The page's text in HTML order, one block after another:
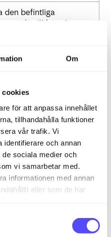
Om
cookies
för att anpassa innehållet
tillhandahålla funktioner
vår trafik. Vi
identifierare och annan
sociala medier och
vi samarbetar med.
informationen med annan
eller som de har
den befintliga
du vill koppla
när noteringen
ägaren av notatet
en befintlig
av 24SevenOffice,
det att sättas till
som importerar data.
måste vara i formatet
om noteringen ska